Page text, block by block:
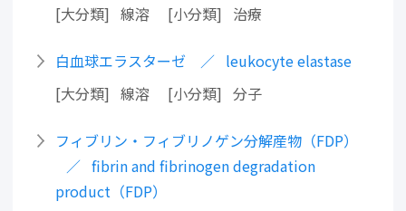
大分類
線溶 小分類 治療
白血球エラスターゼ
leukocyte elastase
大分類
線溶 小分類 分子
フィブリン・フィブリノゲン分解産物（FDP）
fibrin and fibrinogen degradation
product（FDP）